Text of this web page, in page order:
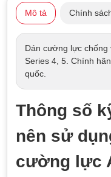
Mô tả Chính
Dán cường lực chống
Series 4, 5. Chính
quốc.
Thông số
nên sử
cường lực